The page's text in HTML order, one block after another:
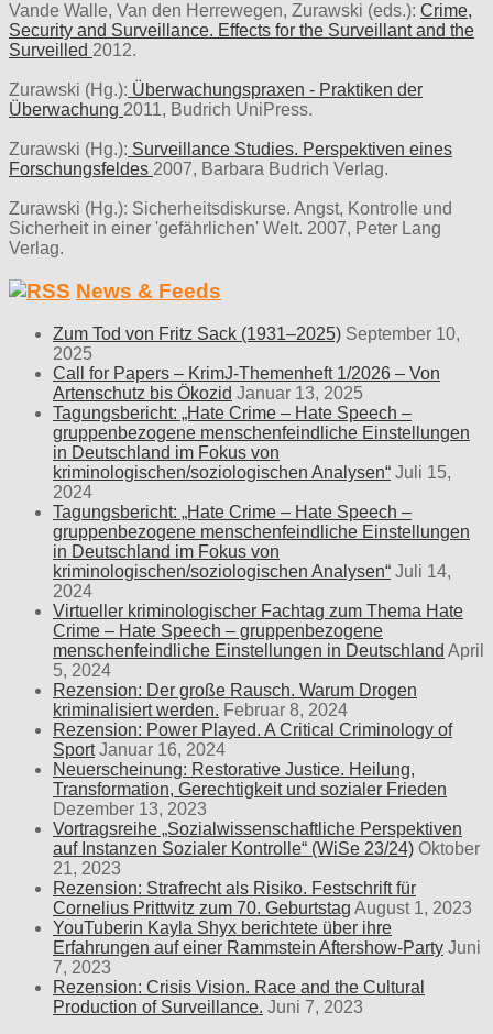
Vande Walle, Van den Herrewegen, Zurawski (eds.): Crime,
Security and Surveillance. Effects for the Surveillant and the
Surveilled 2012.
Zurawski (Hg.): Überwachungspraxen - Praktiken der
Überwachung 2011, Budrich UniPress.
Zurawski (Hg.): Surveillance Studies. Perspektiven eines
Forschungsfeldes 2007, Barbara Budrich Verlag.
Zurawski (Hg.): Sicherheitsdiskurse. Angst, Kontrolle und
Sicherheit in einer 'gefährlichen' Welt. 2007, Peter Lang
Verlag.
News & Feeds
Zum Tod von Fritz Sack (1931–2025) September 10,
2025
Call for Papers – KrimJ-Themenheft 1/2026 – Von
Artenschutz bis Ökozid Januar 13, 2025
Tagungsbericht: „Hate Crime – Hate Speech –
gruppenbezogene menschenfeindliche Einstellungen
in Deutschland im Fokus von
kriminologischen/soziologischen Analysen“ Juli 15,
2024
Tagungsbericht: „Hate Crime – Hate Speech –
gruppenbezogene menschenfeindliche Einstellungen
in Deutschland im Fokus von
kriminologischen/soziologischen Analysen“ Juli 14,
2024
Virtueller kriminologischer Fachtag zum Thema Hate
Crime – Hate Speech – gruppenbezogene
menschenfeindliche Einstellungen in Deutschland April
5, 2024
Rezension: Der große Rausch. Warum Drogen
kriminalisiert werden. Februar 8, 2024
Rezension: Power Played. A Critical Criminology of
Sport Januar 16, 2024
Neuerscheinung: Restorative Justice. Heilung,
Transformation, Gerechtigkeit und sozialer Frieden
Dezember 13, 2023
Vortragsreihe „Sozialwissenschaftliche Perspektiven
auf Instanzen Sozialer Kontrolle“ (WiSe 23/24) Oktober
21, 2023
Rezension: Strafrecht als Risiko. Festschrift für
Cornelius Prittwitz zum 70. Geburtstag August 1, 2023
YouTuberin Kayla Shyx berichtete über ihre
Erfahrungen auf einer Rammstein Aftershow-Party Juni
7, 2023
Rezension: Crisis Vision. Race and the Cultural
Production of Surveillance. Juni 7, 2023